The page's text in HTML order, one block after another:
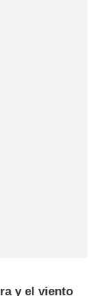
y el viento